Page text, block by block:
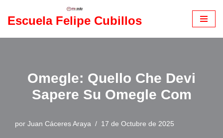
Saltar
al
Escuela Felipe Cubillos
Omegle: Quello Che Devi
Sapere Su Omegle Com
por Juan Cáceres Araya 17 de Octubre de 2025